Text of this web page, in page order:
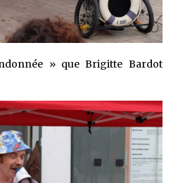
» que Brigitte Bardot